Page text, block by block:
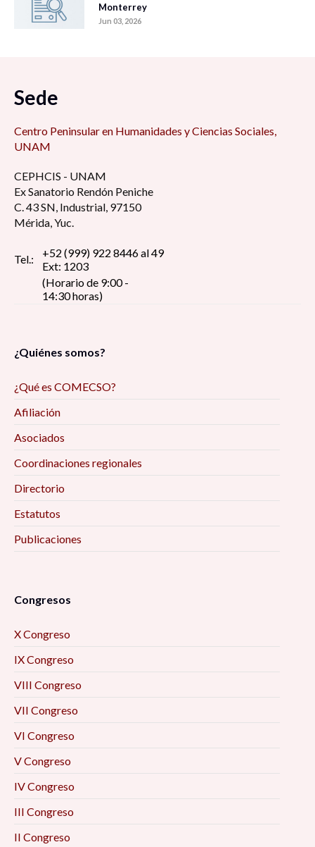
Monterrey
Jun 03, 2026
Sede
Centro Peninsular en Humanidades y Ciencias Sociales,
UNAM
CEPHCIS - UNAM
Ex Sanatorio Rendón Peniche
C. 43 SN, Industrial, 97150
Mérida, Yuc.
Tel.:
+52 (999) 922 8446 al 49
Ext: 1203
(Horario de 9:00 -
14:30 horas)
¿Quiénes somos?
¿Qué es COMECSO?
Afiliación
Asociados
Coordinaciones regionales
Directorio
Estatutos
Publicaciones
Congresos
X Congreso
IX Congreso
VIII Congreso
VII Congreso
VI Congreso
V Congreso
IV Congreso
III Congreso
II Congreso